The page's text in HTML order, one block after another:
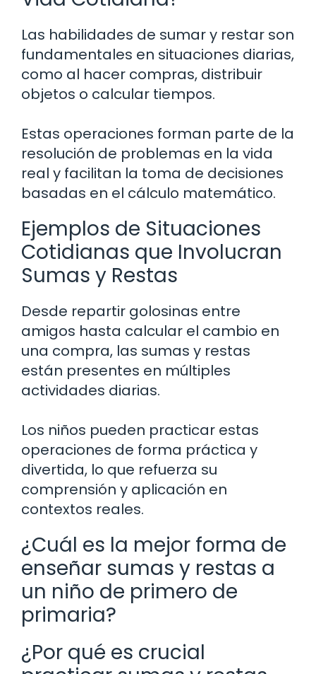
Las habilidades de sumar y restar son
fundamentales en situaciones diarias,
como al hacer compras, distribuir
objetos o calcular tiempos.
Estas operaciones forman parte de la
resolución de problemas en la vida
real y facilitan la toma de decisiones
basadas en el cálculo matemático.
Ejemplos de Situaciones
Cotidianas que Involucran
Sumas y Restas
Desde repartir golosinas entre
amigos hasta calcular el cambio en
una compra, las sumas y restas
están presentes en múltiples
actividades diarias.
Los niños pueden practicar estas
operaciones de forma práctica y
divertida, lo que refuerza su
comprensión y aplicación en
contextos reales.
¿Cuál es la mejor forma de
enseñar sumas y restas a
un niño de primero de
primaria?
¿Por qué es crucial